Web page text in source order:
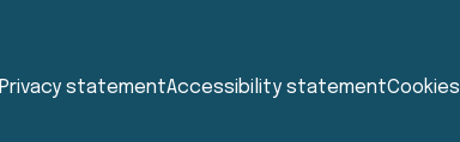
Privacy statementAccessibility statementCookies